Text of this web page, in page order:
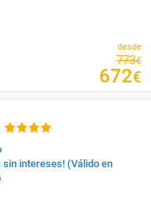
desde
773€
672€
sin intereses! (Válido en